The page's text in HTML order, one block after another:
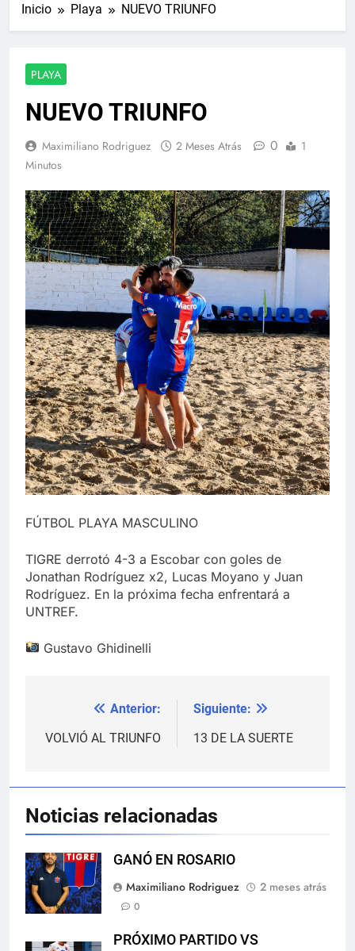
Inicio Playa NUEVO TRIUNFO
PLAYA
NUEVO TRIUNFO
Maximiliano Rodriguez 2 Meses Atrás 0
1
Minutos
FÚTBOL PLAYA MASCULINO
TIGRE derrotó 4-3 a Escobar con goles de
Jonathan Rodríguez x2, Lucas Moyano y Juan
Rodríguez. En la próxima fecha enfrentará a
UNTREF.
Gustavo Ghidinelli
Navegación
de
Anterior:
VOLVIÓ AL TRIUNFO
Siguiente:
13 DE LA SUERTE
Noticias relacionadas
GANÓ EN ROSARIO
Maximiliano Rodriguez
2 meses atrás
0
PRÓXIMO PARTIDO VS